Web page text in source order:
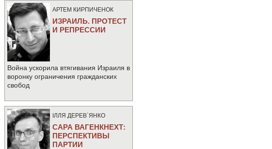
АРТЕМ КИРПИЧЕНОК
ИЗРАИЛЬ. ПРОТЕСТ
И РЕПРЕССИИ
Война ускорила втягивания Израиля в
воронку ограничения гражданских
свобод
IЛЛЯ ДЕРЕВ`ЯНКО
САРА ВАГЕНКНЕХТ:
ПЕРСПЕКТИВЫ
ПАРТИИ